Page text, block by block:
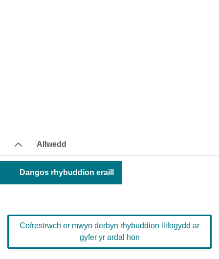
Allwedd
Dangos rhybuddion eraill
Cofrestrwch er mwyn derbyn rhybuddion llifogydd ar
gyfer yr ardal hon